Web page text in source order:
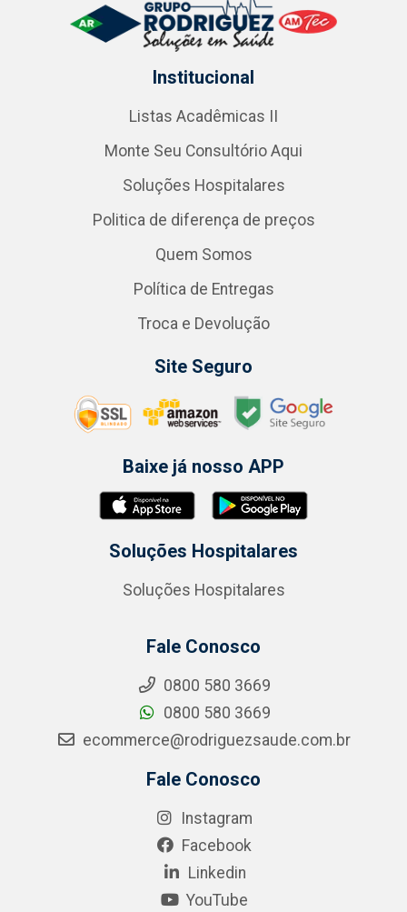
Institucional
Listas Acadêmicas II
Monte Seu Consultório Aqui
Soluções Hospitalares
Politica de diferença de preços
Quem Somos
Política de Entregas
Troca e Devolução
Site Seguro
Baixe já nosso APP
Soluções Hospitalares
Soluções Hospitalares
Fale Conosco
0800 580 3669
0800 580 3669
ecommerce@rodriguezsaude.com.br
Fale Conosco
Instagram
Facebook
Linkedin
YouTube